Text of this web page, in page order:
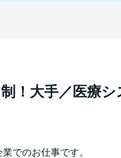
！大手／医療
でのお仕事です。